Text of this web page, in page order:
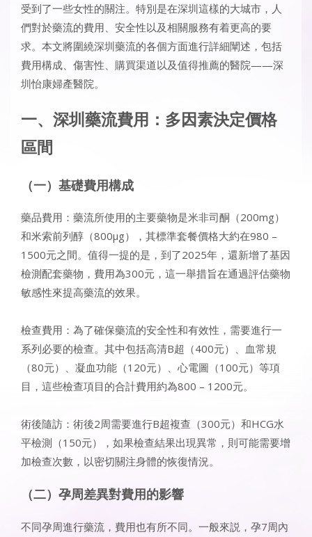
受到了一些女性的關注。特別是在深圳這樣的大城市，人
們對於藥流的費用、安全性以及相關服務有着更高的要
求。本文將圍繞深圳藥流的各個方面進行詳細闡述，包括
費用構成、傷害性、購買渠道以及值得推薦的醫院——深
圳怡康婦產醫院。
一、深圳藥流費用：多因素決定價格
區間
（一）基礎費用構成
藥品費用：藥流所使用的主要藥物是米非司酮（200mg）
和米索前列醇（800μg），其標準套餐價格大約在980 –
1500元之間。值得一提的是，到了2025年，還新增了基因
檢測配套藥物，費用為300元，這一舉措旨在通過評估藥物
敏感性來提高藥流的效果。
檢查費用：為了確保藥流的安全性和有效性，需要進行一
系列必要的檢查。其中包括高清B超（400元）、血常規
（80元）、凝血功能（120元）、心電圖（100元）等項
目，這些檢查項目的合計費用約為800 – 1200元。
術後隨訪：術後2周需要進行B超複查（300元）和HCG水
平檢測（150元），如果檢查結果出現異常，則可能需要增
加檢查次數，以密切關注身體的恢復情況。
（二）孕周差異對費用的影響
不同孕周進行藥流，費用也有所不同。一般來説，孕7周內